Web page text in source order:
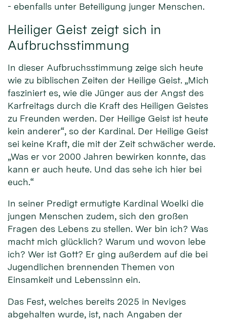
- ebenfalls unter Beteiligung junger Menschen.
Heiliger Geist zeigt sich in
Aufbruchsstimmung
In dieser Aufbruchsstimmung zeige sich heute
wie zu biblischen Zeiten der Heilige Geist. „Mich
fasziniert es, wie die Jünger aus der Angst des
Karfreitags durch die Kraft des Heiligen Geistes
zu Freunden werden. Der Heilige Geist ist heute
kein anderer“, so der Kardinal. Der Heilige Geist
sei keine Kraft, die mit der Zeit schwächer werde.
„Was er vor 2000 Jahren bewirken konnte, das
kann er auch heute. Und das sehe ich hier bei
euch.“
In seiner Predigt ermutigte Kardinal Woelki die
jungen Menschen zudem, sich den großen
Fragen des Lebens zu stellen. Wer bin ich? Was
macht mich glücklich? Warum und wovon lebe
ich? Wer ist Gott? Er ging außerdem auf die bei
Jugendlichen brennenden Themen von
Einsamkeit und Lebenssinn ein.
Das Fest, welches bereits 2025 in Neviges
abgehalten wurde, ist, nach Angaben der